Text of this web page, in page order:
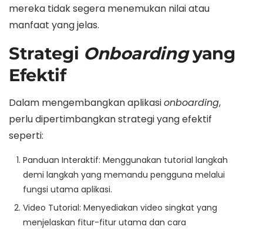
mereka tidak segera menemukan nilai atau
manfaat yang jelas.
Strategi Onboardingyang
Efektif
Dalam mengembangkan aplikasionboarding,
perlu dipertimbangkan strategi yang efektif
seperti:
Panduan Interaktif: Menggunakan tutorial langkah
demi langkah yang memandu pengguna melalui
fungsi utama aplikasi.
Video Tutorial: Menyediakan video singkat yang
menjelaskan fitur-fitur utama dan cara